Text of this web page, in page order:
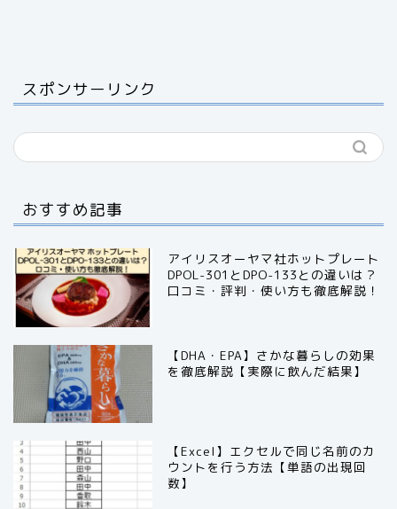
スポンサーリンク
おすすめ記事
アイリスオーヤマ社ホットプレート
DPOL-301とDPO-133との違いは？
口コミ・評判・使い方も徹底解説！
【DHA・EPA】さかな暮らしの効果
を徹底解説【実際に飲んだ結果】
【Excel】エクセルで同じ名前のカ
ウントを行う方法【単語の出現回
数】